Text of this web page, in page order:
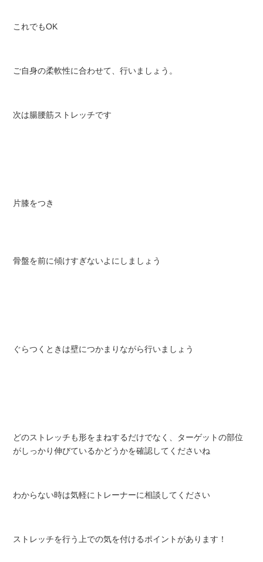
これでもOK
ご自身の柔軟性に合わせて、行いましょう。
次は腸腰筋ストレッチです
片膝をつき
骨盤を前に傾けすぎないよにしましょう
ぐらつくときは壁につかまりながら行いましょう
どのストレッチも形をまねするだけでなく、ターゲットの部位
がしっかり伸びているかどうかを確認してくださいね
わからない時は気軽にトレーナーに相談してください
ストレッチを行う上での気を付けるポイントがあります！